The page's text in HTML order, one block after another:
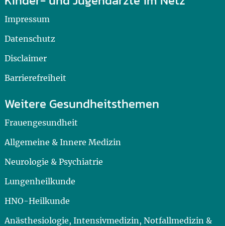
Impressum
Datenschutz
Disclaimer
Barrierefreiheit
Weitere Gesundheitsthemen
Frauengesundheit
Allgemeine & Innere Medizin
Neurologie & Psychiatrie
Lungenheilkunde
HNO-Heilkunde
Anästhesiologie, Intensivmedizin, Notfallmedizin &